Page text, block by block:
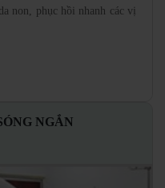
non, phục hồi nhanh các vị
NGẮN